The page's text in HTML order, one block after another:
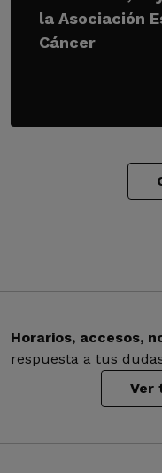
la Asociación
Cáncer
Horarios, accesos,
respuesta a tus
Ver